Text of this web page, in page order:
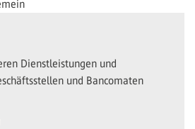
Dienstleistungen und
und Bancomaten